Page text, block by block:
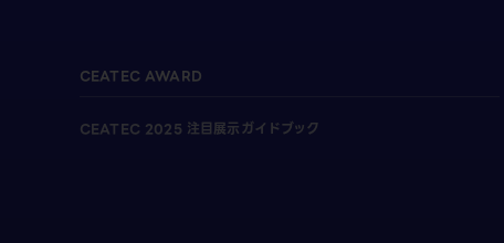
CEATEC AWARD
CEATEC 2025 注目展示ガイドブック